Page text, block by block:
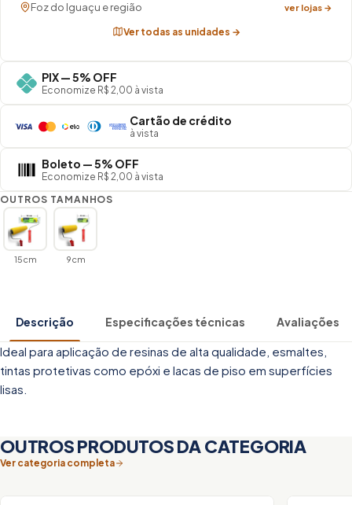
Foz do Iguaçu e região ver lojas →
Ver todas as unidades →
PIX — 5% OFF
Economize R$ 2,00 à vista
Cartão de crédito
à vista
Boleto — 5% OFF
Economize R$ 2,00 à vista
OUTROS TAMANHOS
15cm 9cm
Descrição Especificações técnicas Avaliações
Ideal para aplicação de resinas de alta qualidade, esmaltes,
tintas protetivas como epóxi e lacas de piso em superfícies
lisas.
OUTROS PRODUTOS DA CATEGORIA
Ver categoria completa